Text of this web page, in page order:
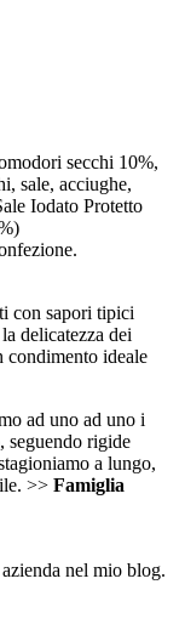
secchi 10%,
sale, acciughe,
Iodato Protetto
con sapori tipici
delicatezza dei
condimento ideale
ad uno ad uno i
seguendo rigide
a lungo,
>> Famiglia
nel mio blog.